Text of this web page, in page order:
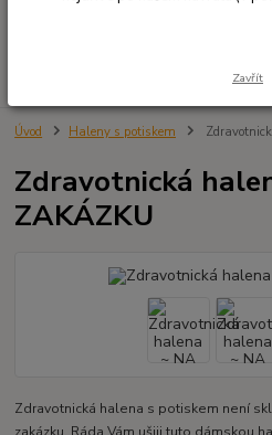
Úvod Haleny s potiskem
Zdravotnická
ZAKÁZKU
Zdravotnická halena s potiskem není
Zavřít